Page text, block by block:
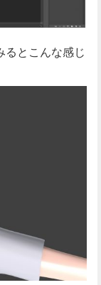
とこんな感じ